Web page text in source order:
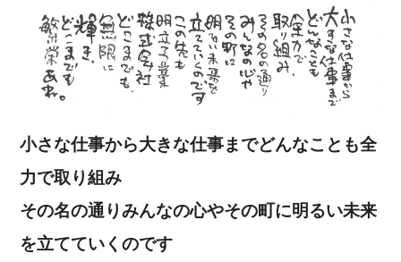
小さな仕事から大きな仕事までどんなことも全
力で取り組み
その名の通りみんなの心やその町に明るい未来
を立てていくのです